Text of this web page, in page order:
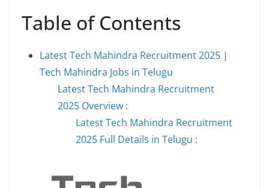
Table of Contents
Latest Tech Mahindra Recruitment 2025 |
Tech Mahindra Jobs in Telugu
Latest Tech Mahindra Recruitment
2025 Overview :
Latest Tech Mahindra Recruitment
2025 Full Details in Telugu :